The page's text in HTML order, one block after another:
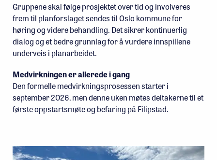
Gruppene skal følge prosjektet over tid og involveres
frem til planforslaget sendes til Oslo kommune for
høring og videre behandling. Det sikrer kontinuerlig
dialog og et bedre grunnlag for å vurdere innspillene
underveis i planarbeidet.
Medvirkningen er allerede i gang
Den formelle medvirkningsprosessen starter i
september 2026, men denne uken møtes deltakerne til et
første oppstartsmøte og befaring på Filipstad.